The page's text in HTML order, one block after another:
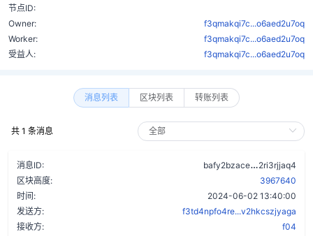
节点ID:
Owner:
f3qmakqi7c...o6aed2u7oq
Worker:
f3qmakqi7c...o6aed2u7oq
受益人:
f3qmakqi7c...o6aed2u7oq
消息列表 区块列表 转账列表
共 1 条消息
消息ID: bafy2bzace
2ri3rjjaq4
区块高度:
3967640
时间:
2024-06-02 13:40:00
发送方:
f3td4npfo4re...v2hkcszjyaga
接收方:
f04